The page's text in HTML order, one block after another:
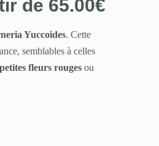
de 65.00€
Yuccoides. Cette
semblables à celles
petites fleurs rouges ou